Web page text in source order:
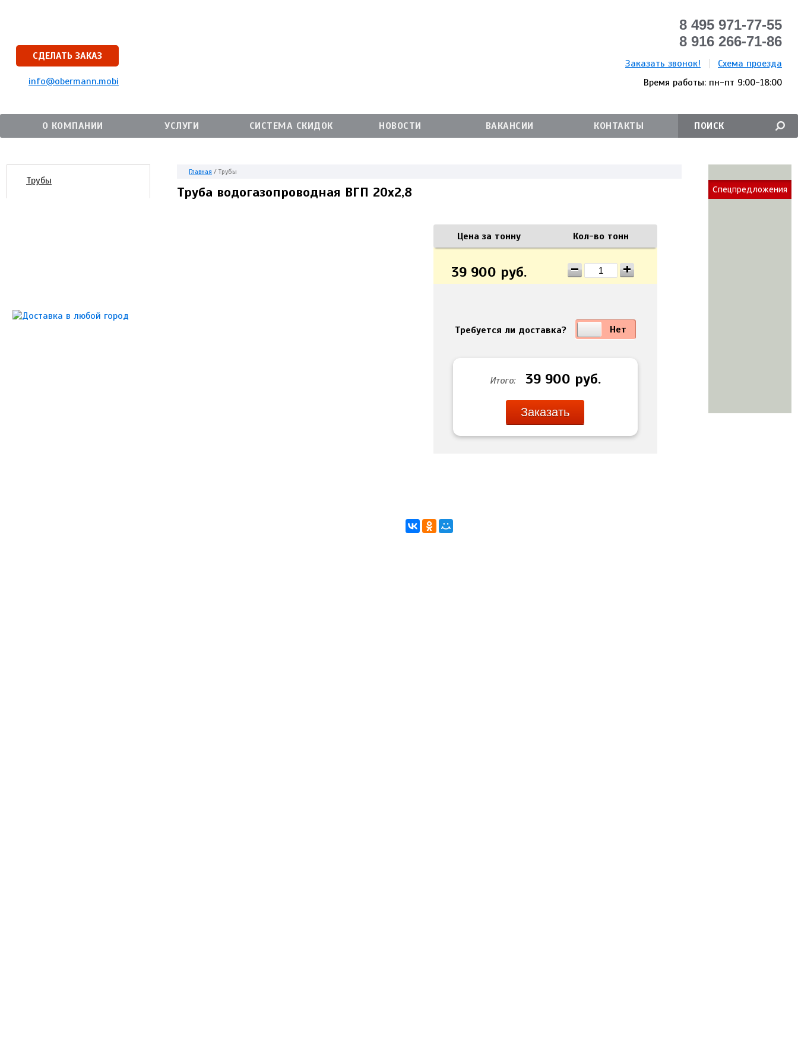
СДЕЛАТЬ ЗАКАЗ
info@obermann.mobi
8 495 971-77-55
8 916 266-71-86
Заказать звонок!
Схема проезда
Время работы: пн-пт 9:00-18:00
О КОМПАНИИ УСЛУГИ СИСТЕМА СКИДОК НОВОСТИ ВАКАНСИИ КОНТАКТЫ
Трубы
Главная / Трубы
Труба водогазопроводная ВГП 20х2,8
Цена за тонну Кол-во тонн
39 900 руб.
Требуется ли доставка? Нет
Итого: 39 900 руб.
Заказать
Спецпредложения